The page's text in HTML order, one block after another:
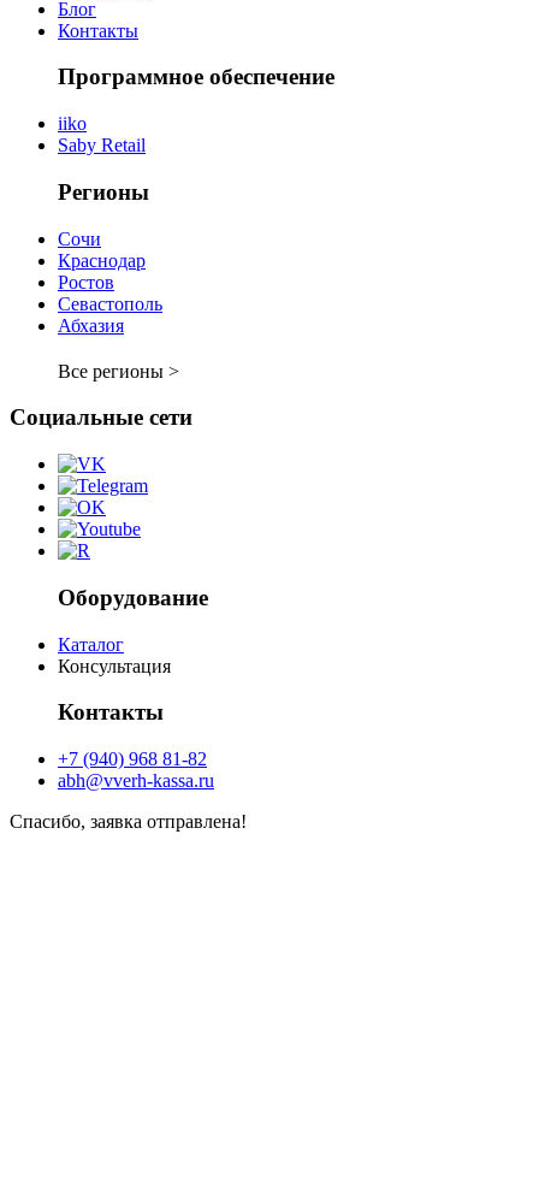
Блог
Контакты
Программное обеспечение
iiko
Saby Retail
Регионы
Сочи
Краснодар
Ростов
Севастополь
Абхазия
Все регионы >
Социальные сети
Оборудование
Каталог
Консультация
Контакты
+7 (940) 968 81-82
abh@vverh-kassa.ru
Спасибо, заявка отправлена!